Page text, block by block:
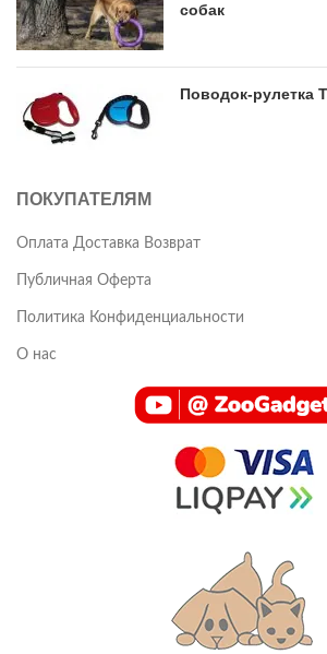
собак
Поводок-рулетка
ПОКУПАТЕЛЯМ
Оплата Доставка Возврат
Публичная Оферта
Политика Конфиденциальности
О нас